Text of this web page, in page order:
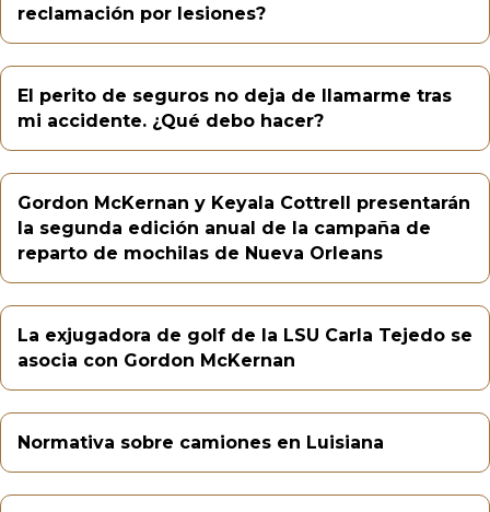
reclamación por lesiones?
El perito de seguros no deja de llamarme tras
mi accidente. ¿Qué debo hacer?
Gordon McKernan y Keyala Cottrell presentarán
la segunda edición anual de la campaña de
reparto de mochilas de Nueva Orleans
La exjugadora de golf de la LSU Carla Tejedo se
asocia con Gordon McKernan
Normativa sobre camiones en Luisiana